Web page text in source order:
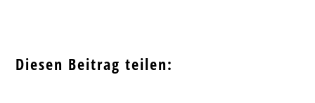
Diesen Beitrag teilen: